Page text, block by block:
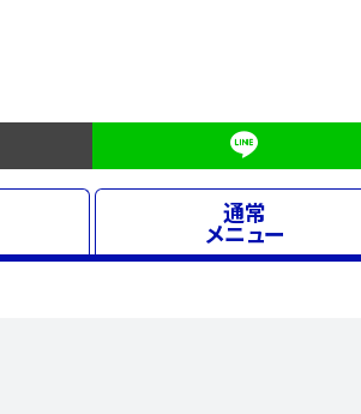
通常
メニュー